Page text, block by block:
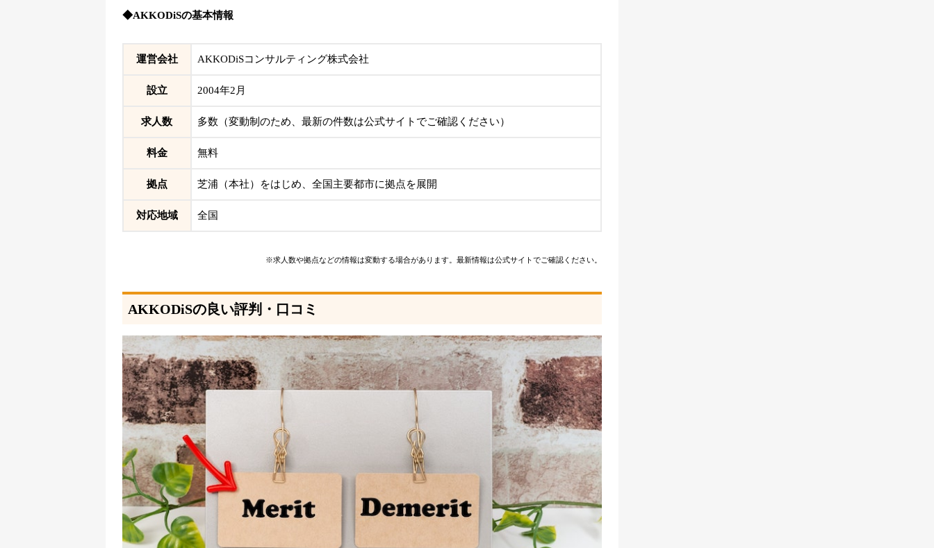
◆AKKODiSの基本情報
運営会社 AKKODiSコンサルティング株式会社
設立 2004年2月
求人数 多数（変動制のため、最新の件数は公式サイトでご確認ください）
料金 無料
拠点 芝浦（本社）をはじめ、全国主要都市に拠点を展開
対応地域 全国
※求人数や拠点などの情報は変動する場合があります。最新情報は公式サイトでご確認ください。
AKKODiSの良い評判・口コミ